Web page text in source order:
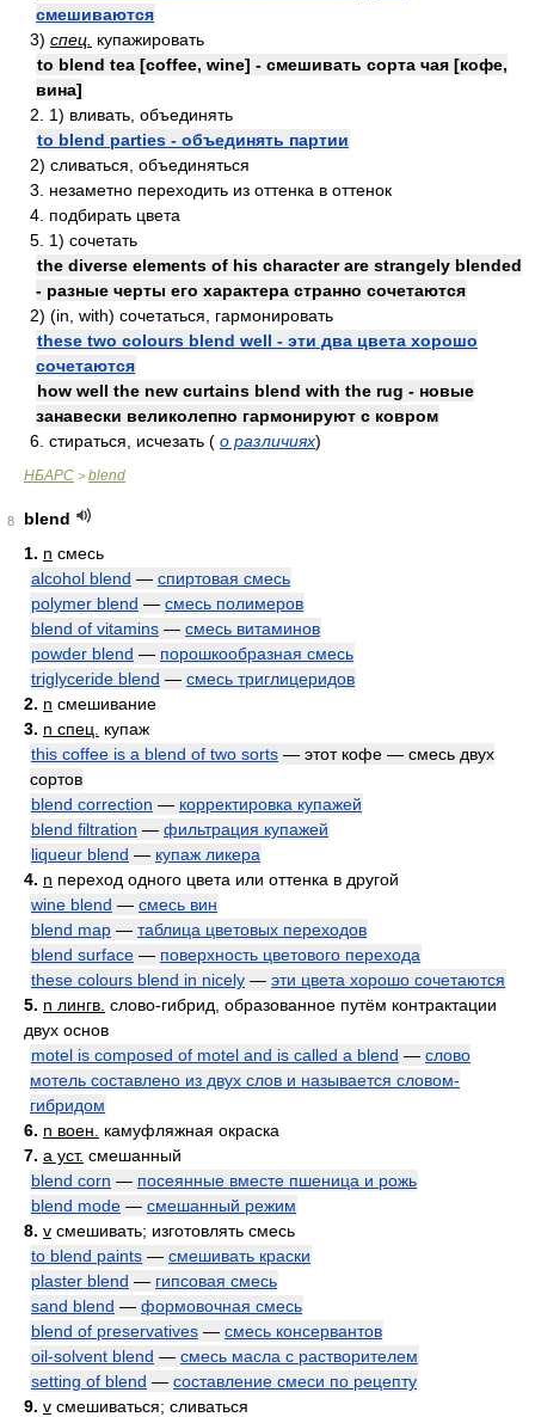
смешиваются
3) спец. купажировать
to blend tea [coffee, wine] - смешивать сорта чая [кофе,
вина]
2. 1) вливать, объединять
to blend parties - объединять партии
2) сливаться, объединяться
3. незаметно переходить из оттенка в оттенок
4. подбирать цвета
5. 1) сочетать
the diverse elements of his character are strangely blended
- разные черты его характера странно сочетаются
2) (in, with) сочетаться, гармонировать
these two colours blend well - эти два цвета хорошо
сочетаются
how well the new curtains blend with the rug - новые
занавески великолепно гармонируют с ковром
6. стираться, исчезать ( о различиях)
НБАРС > blend
8
blend
1. n смесь
alcohol blend — спиртовая смесь
polymer blend — смесь полимеров
blend of vitamins — смесь витаминов
powder blend — порошкообразная смесь
triglyceride blend — смесь триглицеридов
2. n смешивание
3. n спец.
купаж
this coffee is a blend of two sorts — этот кофе — смесь двух
сортов
blend correction — корректировка купажей
blend filtration — фильтрация купажей
liqueur blend — купаж ликера
4. n переход одного цвета или оттенка в другой
wine blend — смесь вин
blend map — таблица цветовых переходов
blend surface — поверхность цветового перехода
these colours blend in nicely — эти цвета хорошо сочетаются
5. n лингв. слово-гибрид, образованное путём контрактации
двух основ
motel is composed of motel and is called a blend — слово
мотель составлено из двух слов и называется словом-
гибридом
6. n воен.
камуфляжная окраска
7. a уст. смешанный
blend corn — посеянные вместе пшеница и рожь
blend mode — смешанный режим
8. v смешивать; изготовлять смесь
to blend paints — смешивать краски
plaster blend — гипсовая смесь
sand blend — формовочная смесь
blend of preservatives — смесь консервантов
oil-solvent blend — смесь масла с растворителем
setting of blend — составление смеси по рецепту
9. v смешиваться; сливаться